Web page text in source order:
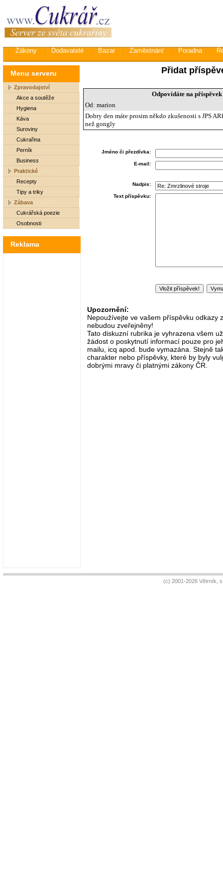
Zákony Dodavatelé Bazar Zaměstnání Poradna
Menu serveru
Zpravodajství
Akce a soutěže
Hygiena
Káva
Suroviny
Cukrařina
Perník
Business
Praktické
Recepty
Tipy a triky
Zábava
Cukrářská poezie
Osobnosti
Reklama
Přidat
Odpovídáte na
Od: marion
Dobry den máte prosim někdo zkušenosti s JPS
než gongly
Jméno či přezdívka:
E-mail:
Nadpis:
Text příspěvku:
Upozornění:
Nepoužívejte ve vašem příspěvku odkazy
nebudou zveřejněny!
Tato diskuzní rubrika je vyhrazena všem
žádost o poskytnutí informací pouze pro
mailu, icq apod. bude vymazána. Stejně
charakter nebo příspěvky, které by byly
dobrými mravy či platnými zákony ČR.
(c) 2001-2026 Větrník,